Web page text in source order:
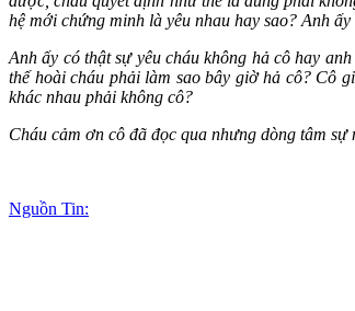
hệ mới chứng minh là yêu nhau hay sao? Anh
Anh ấy có thật sự yêu cháu không hả cô hay
thế hoài cháu phải làm sao bây giờ hả cô? Cô
khác nhau phải không cô?
Cháu cảm ơn cô đã đọc qua nhưng dòng tâm
Nguồn Tin: